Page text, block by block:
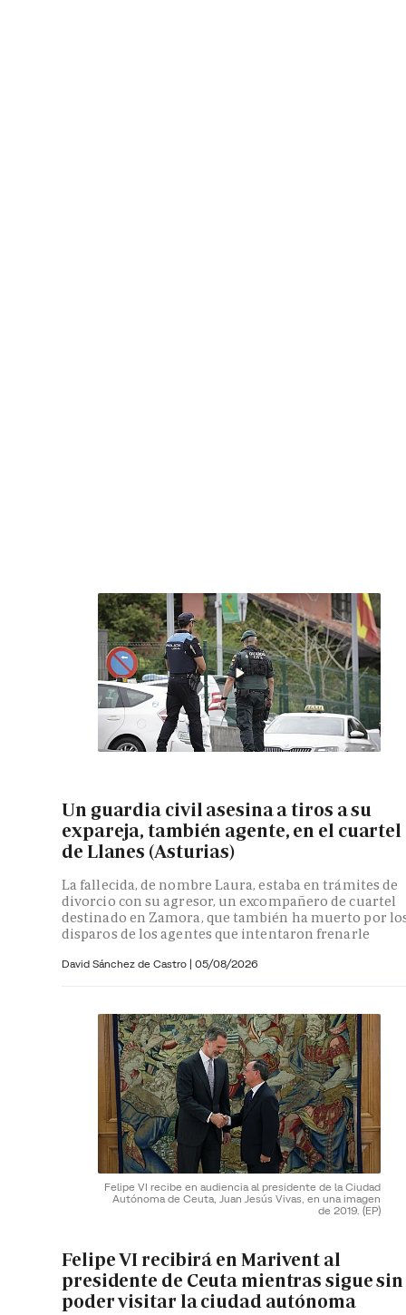
Un guardia civil asesina a tiros a su
expareja, también agente, en el cuartel
de Llanes (Asturias)
La fallecida, de nombre Laura, estaba en trámites de
divorcio con su agresor, un excompañero de cuartel
destinado en Zamora, que también ha muerto por
disparos de los agentes que intentaron frenarle
David Sánchez de Castro | 05/08/2026
Felipe VI recibe en audiencia al presidente de la Ciudad
Autónoma de Ceuta, Juan Jesús Vivas, en una imagen
de 2019. (EP)
Felipe VI recibirá en Marivent al
presidente de Ceuta mientras sigue sin
poder visitar la ciudad autónoma